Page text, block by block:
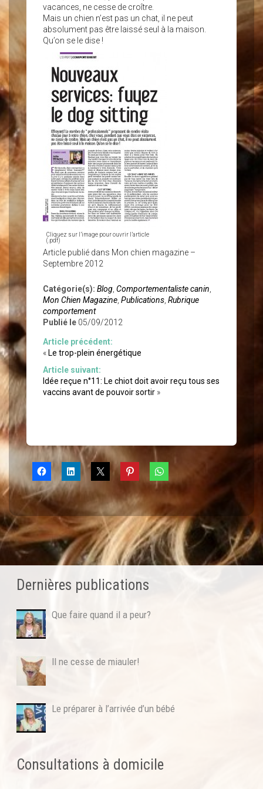
vacances, ne cesse de croître.
Mais un chien n’est pas un chat, il ne peut
absolument pas être laissé seul à la maison.
Qu’on se le dise !
Cliquez sur l’image pour ouvrir l’article
(.pdf)
Article publié dans Mon chien magazine –
Septembre 2012
Catégorie(s): Blog Comportementaliste canin
Mon Chien Magazine Publications Rubrique
comportement
Publié le 05/09/2012
Article précédent:
«Le trop-plein énergétique
Article suivant:
Idée reçue n°11: Le chiot doit avoir reçu tous ses
vaccins avant de pouvoir sortir »
Dernières publications
Que faire quand il a peur?
Il ne cesse de miauler!
Le préparer à l’arrivée d’un bébé
Consultations à domicile